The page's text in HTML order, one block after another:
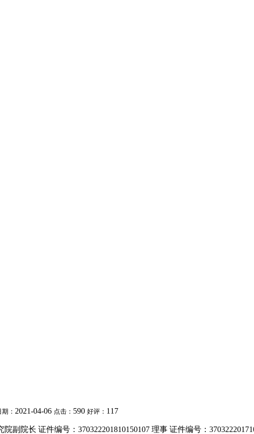
期： 2021-04-06 点击： 590 好评： 117
副院长 证件编号：370322201810150107 理事 证件编号：